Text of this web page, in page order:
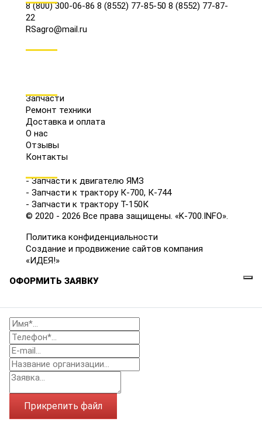
8 (800) 300-06-86 8 (8552) 77-85-50 8 (8552) 77-87-
22
RSagro@mail.ru
Запчасти
Ремонт техники
Доставка и оплата
О нас
Отзывы
Контакты
- Запчасти к двигателю ЯМЗ
- Запчасти к трактору К-700, К-744
- Запчасти к трактору Т-150К
© 2020 - 2026 Все права защищены. «K-700.INFO».
Политика конфиденциальности
Создание и продвижение сайтов компания
«ИДЕЯ!»
ОФОРМИТЬ ЗАЯВКУ
Прикрепить файл